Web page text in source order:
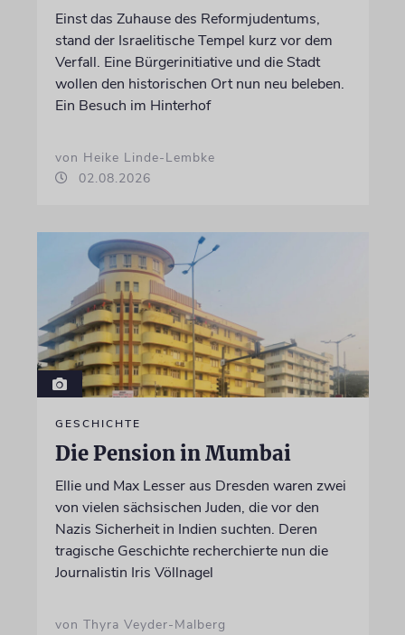
Einst das Zuhause des Reformjudentums,
stand der Israelitische Tempel kurz vor dem
Verfall. Eine Bürgerinitiative und die Stadt
wollen den historischen Ort nun neu beleben.
Ein Besuch im Hinterhof
von Heike Linde-Lembke
02.08.2026
GESCHICHTE
Die Pension in Mumbai
Ellie und Max Lesser aus Dresden waren zwei
von vielen sächsischen Juden, die vor den
Nazis Sicherheit in Indien suchten. Deren
tragische Geschichte recherchierte nun die
Journalistin Iris Völlnagel
von Thyra Veyder-Malberg